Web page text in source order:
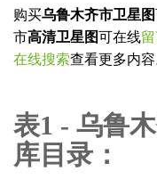
购买乌鲁木齐市卫星图
市高清卫星图可在线
在线搜索查看更多内容
表1 - 乌鲁
库目录：